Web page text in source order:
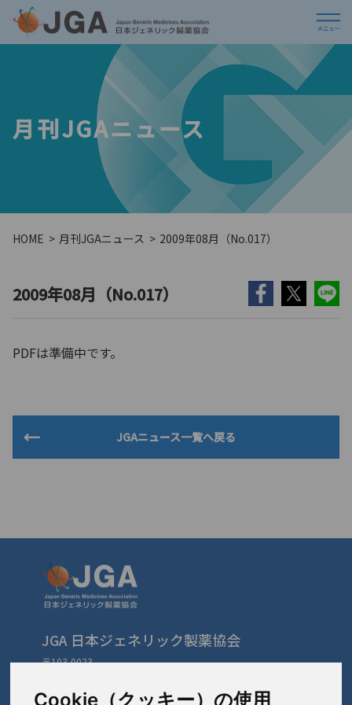
Cookie（クッキー）の使用
月刊JGAニュース
HOME 月刊JGAニュース 2009年08月（No.017）
2009年08月（No.017）
PDFは準備中です。
JGAニュース一覧へ戻る
JGA 日本ジェネリック製薬協会
〒103-0023
TEL: 03-3279-1890 / FAX: 03-3241-2978